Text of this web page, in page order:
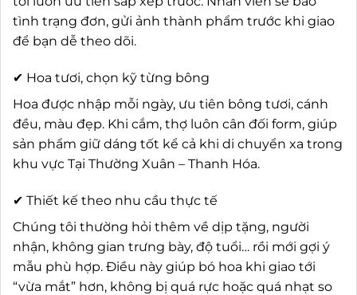
tình trạng đơn, gửi ảnh thành phẩm trước khi giao
để bạn dễ theo dõi.
✔ Hoa tươi, chọn kỹ từng bông
Hoa được nhập mỗi ngày, ưu tiên bông tươi, cánh
đều, màu đẹp. Khi cắm, thợ luôn cân đối form, giúp
sản phẩm giữ dáng tốt kể cả khi di chuyển xa trong
khu vực Tại Thường Xuân – Thanh Hóa.
✔ Thiết kế theo nhu cầu thực tế
Chúng tôi thường hỏi thêm về dịp tặng, người
nhận, không gian trưng bày, độ tuổi… rồi mới gợi ý
mẫu phù hợp. Điều này giúp bó hoa khi giao tới
“vừa mắt” hơn, không bị quá rực hoặc quá nhạt so